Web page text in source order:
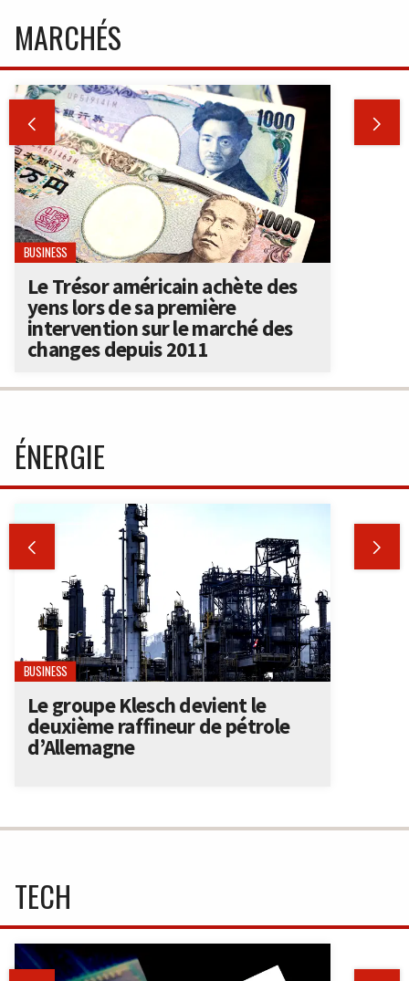
MARCHÉS
 
BUSINESS
Le Trésor américain achète des
yens lors de sa première
intervention sur le marché des
changes depuis 2011
ÉNERGIE
 
BUSINESS
Le groupe Klesch devient le
deuxième raffineur de pétrole
d’Allemagne
TECH